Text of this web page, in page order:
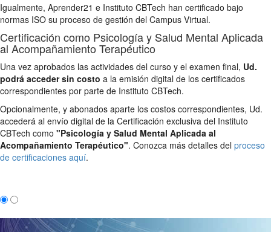
Igualmente, Aprender21 e Instituto CBTech han certificado bajo
normas ISO su proceso de gestión del Campus Virtual.
Certificación como Psicología y Salud Mental Aplicada
al Acompañamiento Terapéutico
Una vez aprobados las actividades del curso y el examen final, Ud.
podrá acceder sin costo a la emisión digital de los certificados
correspondientes por parte de Instituto CBTech.
Opcionalmente, y abonados aparte los costos correspondientes, Ud.
accederá al envío digital de la Certificación exclusiva del Instituto
CBTech como "Psicología y Salud Mental Aplicada al
Acompañamiento Terapéutico". Conozca más detalles del proceso
de certificaciones aquí.